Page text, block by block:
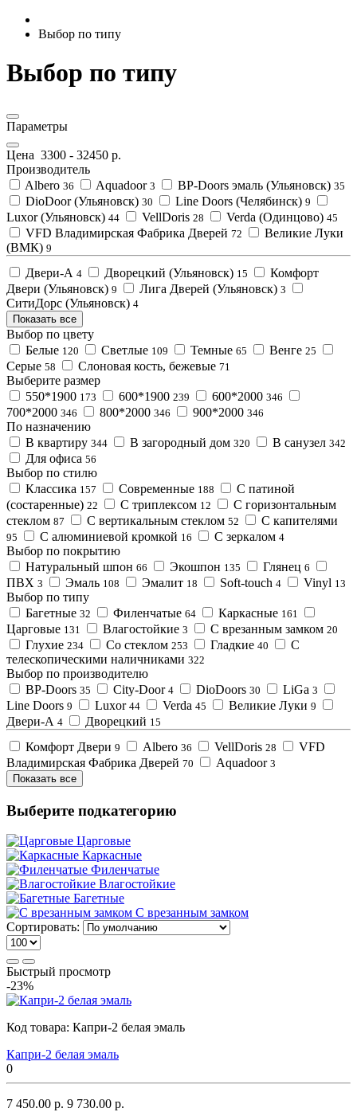
Выбор по типу
Выбор по типу
Параметры
Цена 3300 - 32450 р.
Производитель
Albero 36 Aquadoor 3 BP-Doors эмаль (Ульяновск) 35
DioDoor (Ульяновск) 30 Line Doors (Челябинск) 9
Luxor (Ульяновск) 44 VellDoris 28 Verda (Одинцово) 45
VFD Владимирская Фабрика Дверей 72
Великие Луки
(ВМК) 9
Двери-А 4 Дворецкий (Ульяновск) 15
Комфорт
Двери (Ульяновск) 9 Лига Дверей (Ульяновск) 3
СитиДорс (Ульяновск) 4
Показать все
Выбор по цвету
Белые 120 Светлые 109 Темные 65 Венге 25
Серые 58 Слоновая кость, бежевые 71
Выберите размер
550*1900 173 600*1900 239 600*2000 346
700*2000 346 800*2000 346 900*2000 346
По назначению
В квартиру 344 В загородный дом 320 В санузел 342
Для офиса 56
Выбор по стилю
Классика 157 Современные 188
С патиной
(состаренные) 22 С триплексом 12
С горизонтальным
стеклом 87 С вертикальным стеклом 52 С капителями
95 С алюминиевой кромкой 16 С зеркалом 4
Выбор по покрытию
Натуральный шпон 66 Экошпон 135 Глянец 6
ПВХ 3 Эмаль 108 Эмалит 18 Soft-touch 4 Vinyl 13
Выбор по типу
Багетные 32 Филенчатые 64 Каркасные 161
Царговые 131 Влагостойкие 3 С врезанным замком 20
Глухие 234 Со стеклом 253 Гладкие 40
С
телескопическими наличниками 322
Выбор по производителю
BP-Doors 35 City-Door 4 DioDoors 30 LiGa 3
Line Doors 9 Luxor 44 Verda 45 Великие Луки 9
Двери-А 4 Дворецкий 15
Комфорт Двери 9 Albero 36 VellDoris 28
VFD
Владимирская Фабрика Дверей 70 Aquadoor 3
Показать все
Выберите подкатегорию
Царговые
Каркасные
Филенчатые
Влагостойкие
Багетные
С врезанным замком
Сортировать:
Быстрый просмотр
-23%
Код товара: Капри-2 белая эмаль
Капри-2 белая эмаль
0
7 450.00 р. 9 730.00 р.